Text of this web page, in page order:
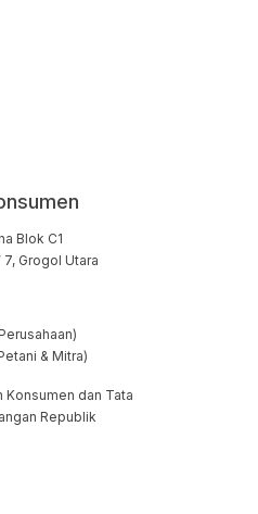
Blok C1
7, Grogol Utara
& Mitra)
dan Tata
Republik